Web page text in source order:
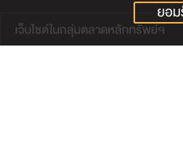
เว็บไซต์ในกลุ่มตลาดหลักทรัพย์ฯ
ยอ